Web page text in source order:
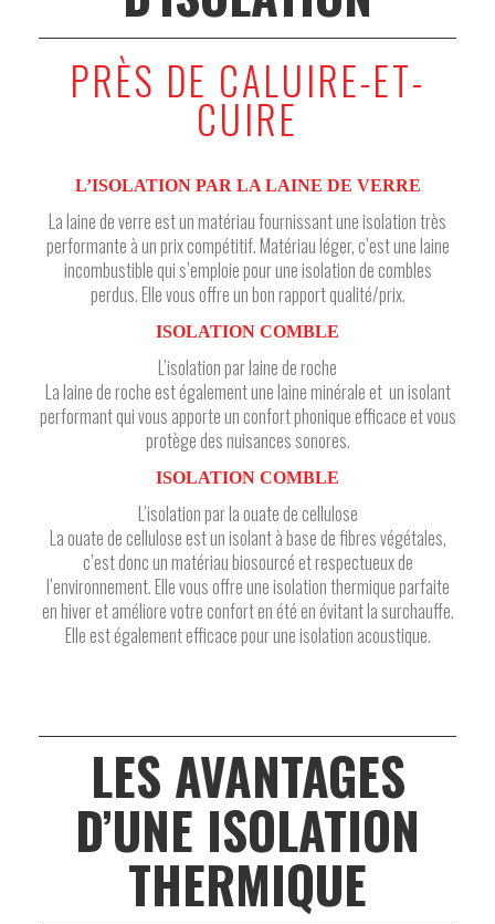
PRÈS DE CALUIRE-ET-
CUIRE
L’ISOLATION PAR LA LAINE DE VERRE
La laine de verre est un matériau fournissant une isolation très
performante à un prix compétitif. Matériau léger, c’est une laine
incombustible qui s’emploie pour une isolation de combles
perdus. Elle vous offre un bon rapport qualité/prix.
ISOLATION COMBLE
L’isolation par laine de roche
La laine de roche est également une laine minérale et un isolant
performant qui vous apporte un confort phonique efficace et vous
protège des nuisances sonores.
ISOLATION COMBLE
L’isolation par la ouate de cellulose
La ouate de cellulose est un isolant à base de fibres végétales,
c’est donc un matériau biosourcé et respectueux de
l’environnement. Elle vous offre une isolation thermique parfaite
en hiver et améliore votre confort en été en évitant la surchauffe.
Elle est également efficace pour une isolation acoustique.
LES AVANTAGES
D’UNE ISOLATION
THERMIQUE